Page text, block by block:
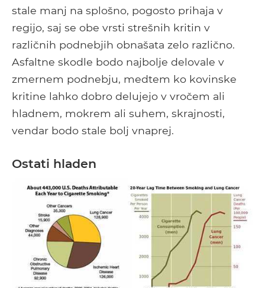
stale manj na splošno, pogosto prihaja v
regijo, saj se obe vrsti strešnih kritin v
različnih podnebjih obnašata zelo različno.
Asfaltne skodle bodo najbolje delovale v
zmernem podnebju, medtem ko kovinske
kritine lahko dobro delujejo v vročem ali
hladnem, mokrem ali suhem, skrajnosti,
vendar bodo stale bolj vnaprej.
Ostati hladen